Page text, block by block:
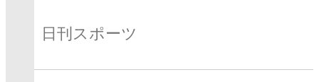
日刊スポーツ